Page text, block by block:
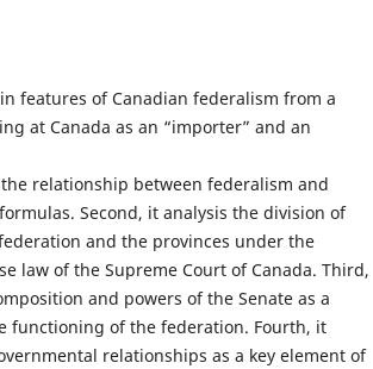
features of Canadian federalism from a
at Canada as an “importer” and an
relationship between federalism and
Second, it analysis the division of
and the provinces under the
law of the Supreme Court of Canada. Third,
and powers of the Senate as a
functioning of the federation. Fourth, it
relationships as a key element of